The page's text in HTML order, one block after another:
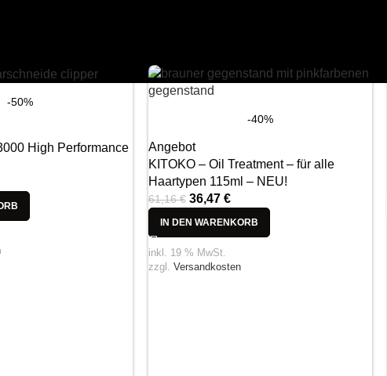
-50%
High Performance
-40%
Angebot
KITOKO – Oil Treatment – für alle
Haartypen 115ml – NEU!
61,16€ 36,47 €
IN DEN WARENKORB
inkl. 19 % MwSt.
zzgl. Versandkosten